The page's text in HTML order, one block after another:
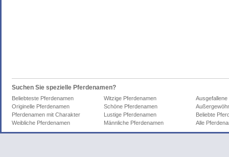
Suchen Sie spezielle Pferdenamen?
Beliebteste Pferdenamen Witzige Pferdenamen
Originelle Pferdenamen
Schöne Pferdenamen
Pferdenamen mit Charakter
Lustige Pferdenamen
Beliebte
Weibliche Pferdenamen
Männliche Pferdenamen Alle